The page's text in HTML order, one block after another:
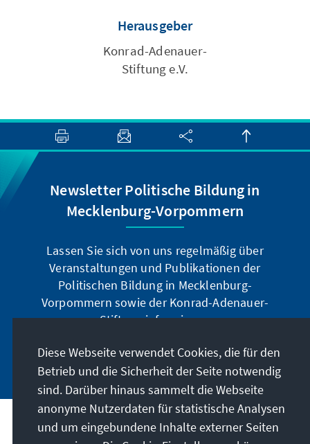
Herausgeber
Konrad-Adenauer-
Stiftung e.V.
Newsletter Politische Bildung in
Mecklenburg-Vorpommern
Lassen Sie sich von uns regelmäßig über
Veranstaltungen und Publikationen der
Politischen Bildung in Mecklenburg-
Vorpommern sowie der Konrad-Adenauer-
Stiftung informieren.
Jetzt abonnieren
Anschrift
Diese Webseite verwendet Cookies, die für den
Betrieb und die Sicherheit der Seite notwendig
sind. Darüber hinaus sammelt die Webseite
anonyme Nutzerdaten für statistische Analysen
und um eingebundene Inhalte externer Seiten